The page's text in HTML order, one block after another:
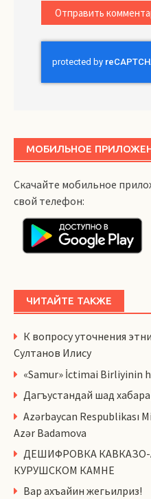
МОБИЛЬНОЕ
Скачайте мобильное
свой телефон:
ЧИТАЙТЕ ТАКЖЕ
К вопросу уточнения
Султанов Илису
«Samur» İctimai Birliyinin
Дагъустандай шад
Azərbaycan Respublikası
Azər Badamova
ДЕШИФРОВКА
КУРУШСКОМ КАМНЕ
Вар ахъайин жегьилриз!